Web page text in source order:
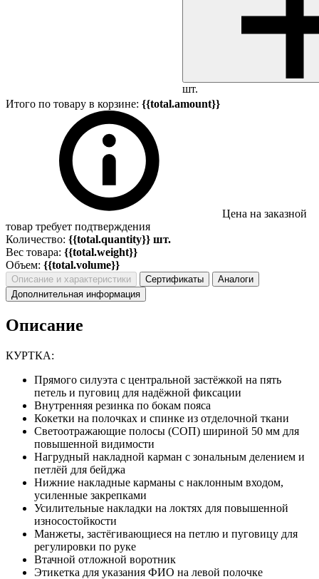
шт.
Итого по товару в корзине: {{total.amount}}
Цена на заказной
товар требует подтверждения
Количество: {{total.quantity}} шт.
Вес товара: {{total.weight}}
Объем: {{total.volume}}
Описание и характеристики Сертификаты
Аналоги
Дополнительная информация
Описание
КУРТКА:
Прямого силуэта с центральной застёжкой на пять
петель и пуговиц для надёжной фиксации
Внутренняя резинка по бокам пояса
Кокетки на полочках и спинке из отделочной ткани
Светоотражающие полосы (СОП) шириной 50 мм для
повышенной видимости
Нагрудный накладной карман с зональным делением и
петлёй для бейджа
Нижние накладные карманы с наклонным входом,
усиленные закрепками
Усилительные накладки на локтях для повышенной
износостойкости
Манжеты, застёгивающиеся на петлю и пуговицу для
регулировки по руке
Втачной отложной воротник
Этикетка для указания ФИО на левой полочке